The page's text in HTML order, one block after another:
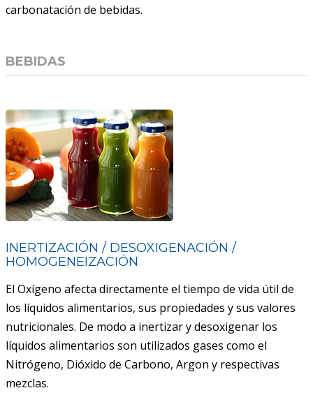
carbonatación de bebidas.
BEBIDAS
INERTIZACIÓN / DESOXIGENACIÓN /
HOMOGENEIZACIÓN
El Oxígeno afecta directamente el tiempo de vida útil de
los líquidos alimentarios, sus propiedades y sus valores
nutricionales. De modo a inertizar y desoxigenar los
líquidos alimentarios son utilizados gases como el
Nitrógeno, Dióxido de Carbono, Argon y respectivas
mezclas.